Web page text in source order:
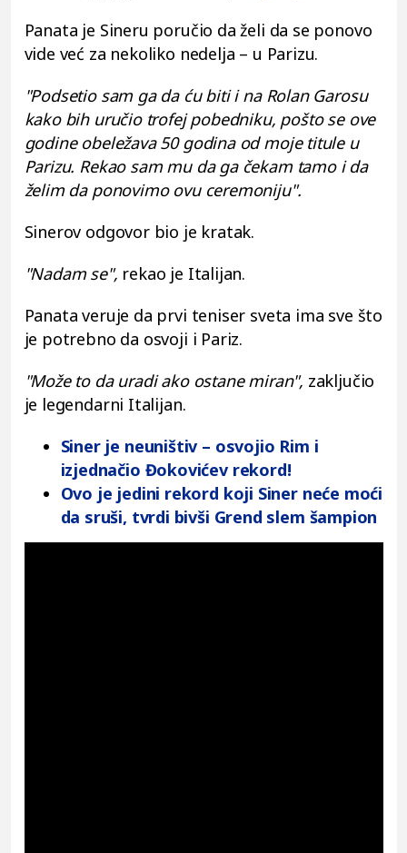
Panata je Sineru poručio da želi da se ponovo
vide već za nekoliko nedelja – u Parizu.
"Podsetio sam ga da ću biti i na Rolan Garosu
kako bih uručio trofej pobedniku, pošto se ove
godine obeležava 50 godina od moje titule u
Parizu. Rekao sam mu da ga čekam tamo i da
želim da ponovimo ovu ceremoniju".
Sinerov odgovor bio je kratak.
"Nadam se", rekao je Italijan.
Panata veruje da prvi teniser sveta ima sve što
je potrebno da osvoji i Pariz.
"Može to da uradi ako ostane miran", zaključio
je legendarni Italijan.
Siner je neuništiv – osvojio Rim i
izjednačio Đokovićev rekord!
Ovo je jedini rekord koji Siner neće moći
da sruši, tvrdi bivši Grend slem šampion